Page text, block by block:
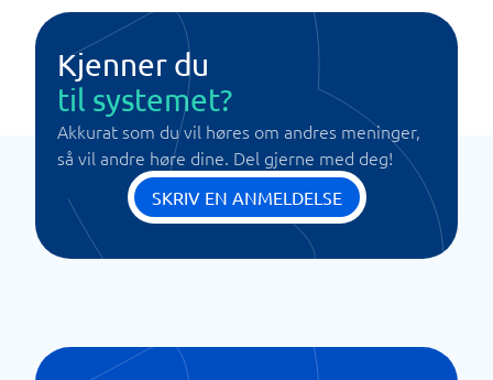
Kjenner du
til systemet?
Akkurat som du vil høres om andres meninger,
så vil andre høre dine. Del gjerne med deg!
SKRIV EN ANMELDELSE